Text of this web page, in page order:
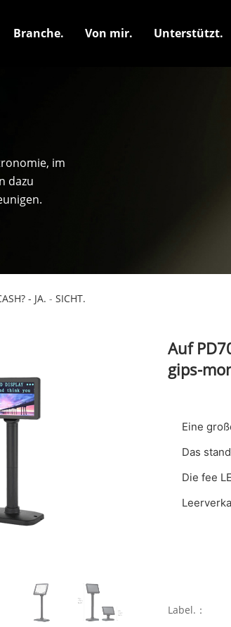
Branche. Von mir. Unterstützt.
im
dazu
- JA. -SICHT.
Auf
gips-
Eine
Das
Die fee
Label.：